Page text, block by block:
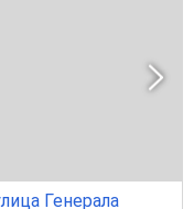
Генерала